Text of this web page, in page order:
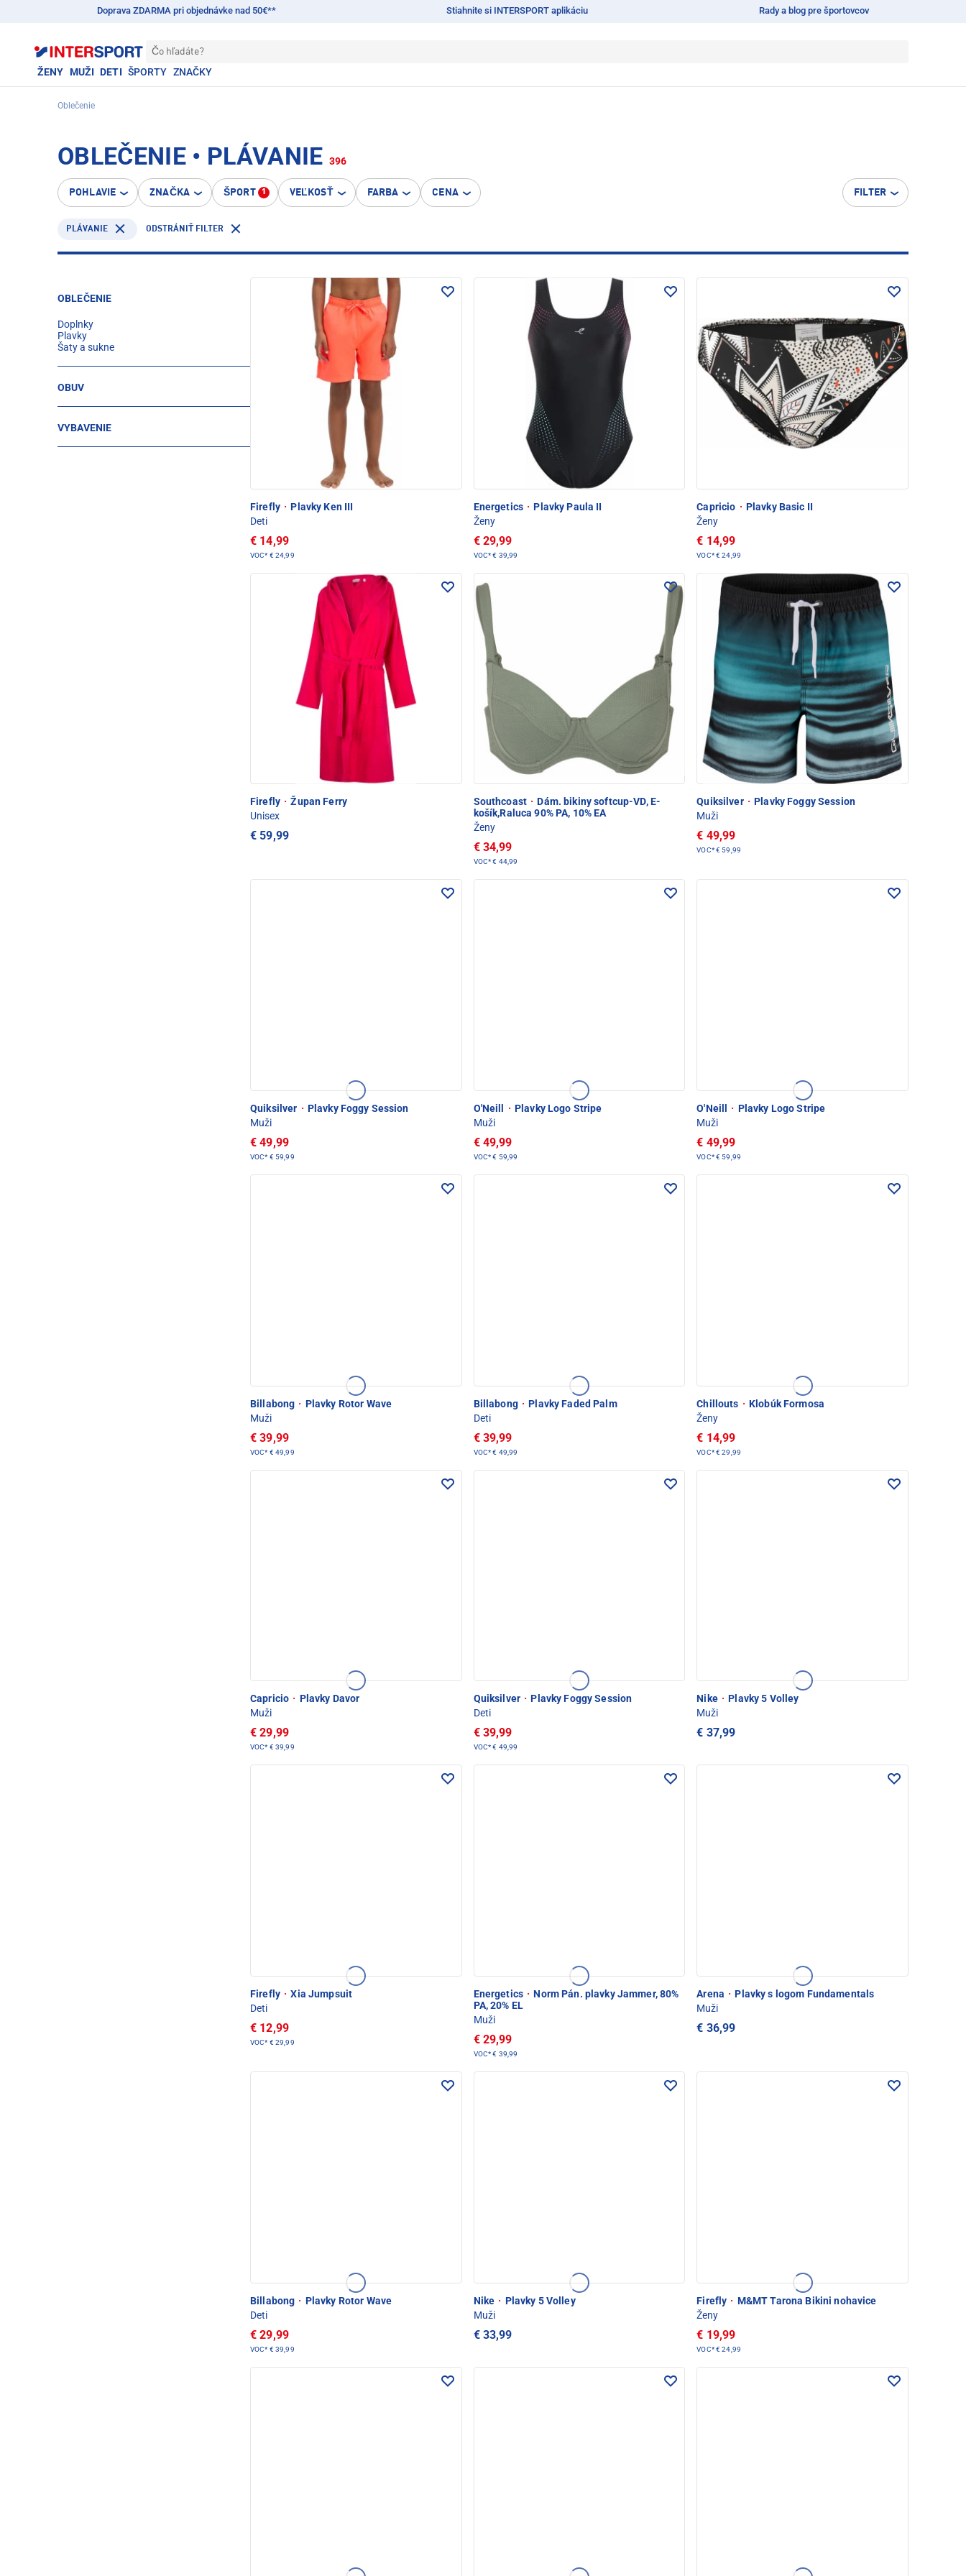
Doprava ZDARMA pri objednávke nad 50€** Stiahnite si INTERSPORT aplikáciu Rady a blog pre športovcov
Čo hľadáte?
ŽENY MUŽI DETI ŠPORTY ZNAČKY
Oblečenie
OBLEČENIE • PLÁVANIE 396
POHLAVIE ZNAČKA ŠPORT 1 VEĽKOSŤ FARBA CENA FILTER
PLÁVANIE ODSTRÁNIŤ FILTER
OBLEČENIE
Doplnky
Plavky
Šaty a sukne
OBUV
VYBAVENIE
Firefly · Plavky Ken III
Deti
€ 14,99
VOC* € 24,99
Energetics · Plavky Paula II
Ženy
€ 29,99
VOC*€ 39,99
Capricio · Plavky Basic II
Ženy
€ 14,99
VOC*€ 24,99
Firefly · Župan Ferry
Unisex
€ 59,99
Southcoast · Dám. bikiny softcup-VD, E-
košík,Raluca 90% PA, 10% EA
Ženy
€ 34,99
VOC*€ 44,99
Quiksilver · Plavky Foggy Session
Muži
€ 49,99
VOC*€ 59,99
Quiksilver · Plavky Foggy Session
Muži
€ 49,99
VOC* € 59,99
O'Neill · Plavky Logo Stripe
Muži
€ 49,99
VOC*€ 59,99
O'Neill · Plavky Logo Stripe
Muži
€ 49,99
VOC*€ 59,99
Billabong · Plavky Rotor Wave
Muži
€ 39,99
VOC* € 49,99
Billabong · Plavky Faded Palm
Deti
€ 39,99
VOC*€ 49,99
Chillouts · Klobúk Formosa
Ženy
€ 14,99
VOC*€ 29,99
Capricio · Plavky Davor
Muži
€ 29,99
VOC* € 39,99
Quiksilver · Plavky Foggy Session
Deti
€ 39,99
VOC*€ 49,99
Nike · Plavky 5 Volley
Muži
€ 37,99
Firefly · Xia Jumpsuit
Deti
€ 12,99
VOC* € 29,99
Energetics · Norm Pán. plavky Jammer, 80%
PA, 20% EL
Muži
€ 29,99
VOC*€ 39,99
Arena · Plavky s logom Fundamentals
Muži
€ 36,99
Billabong · Plavky Rotor Wave
Deti
€ 29,99
VOC* € 39,99
Nike · Plavky 5 Volley
Muži
€ 33,99
Firefly · M&MT Tarona Bikini nohavice
Ženy
€ 19,99
VOC*€ 24,99